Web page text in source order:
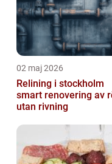
02 maj 2026
Relining i stockholm
smart renovering av
utan rivning